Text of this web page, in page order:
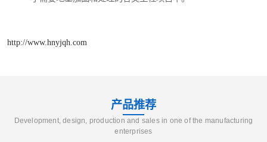
http://www.hnyjqh.com
产品推荐
Development, design, production and sales in one of the manufacturing
enterprises